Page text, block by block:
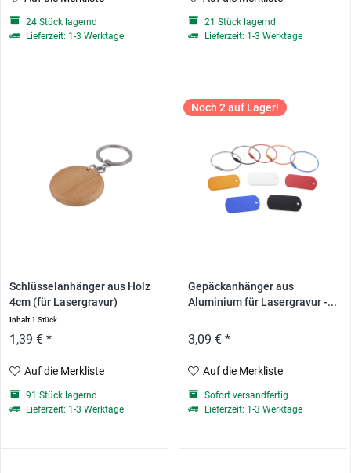
24 Stück lagernd
Lieferzeit: 1-3 Werktage
21 Stück lagernd
Lieferzeit: 1-3 Werktage
Schlüsselanhänger aus Holz
4cm (für Lasergravur)
Inhalt1 Stück
1,39 € *
Auf die Merkliste
91 Stück lagernd
Lieferzeit: 1-3 Werktage
Noch 2 auf Lager!
Gepäckanhänger aus
Aluminium für Lasergravur -...
3,09 € *
Auf die Merkliste
Sofort versandfertig
Lieferzeit: 1-3 Werktage